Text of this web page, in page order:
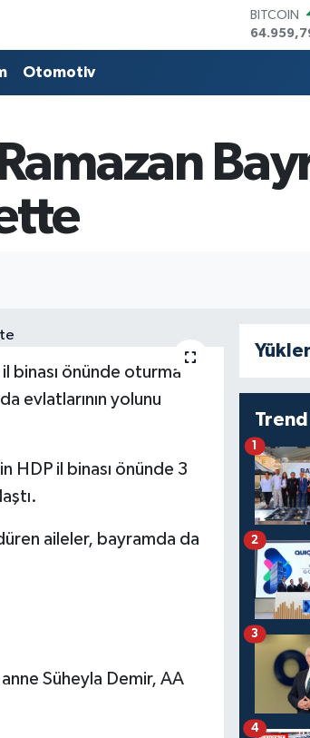
BITCOIN
DOLAR
GRAM
6660.55
Otomotiv
il binası önünde oturma
evlatlarının yolunu
HDP il binası önünde 3
aileler, bayramda da
Süheyla Demir, AA
1
2
3
4